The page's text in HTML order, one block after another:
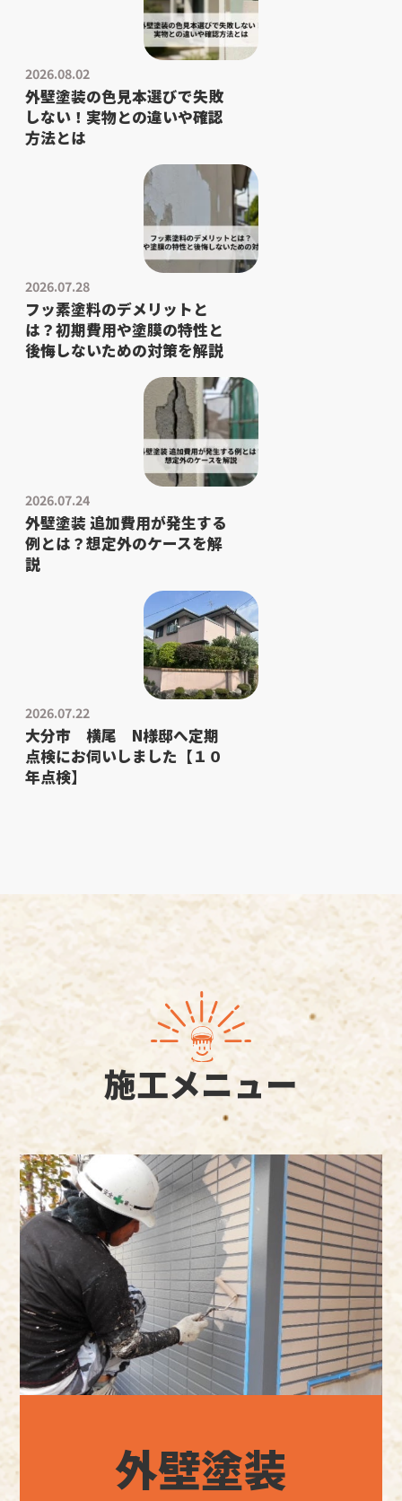
2026.08.02
外壁塗装の色見本選びで失敗
しない！実物との違いや確認
方法とは
2026.07.28
フッ素塗料のデメリットと
は？初期費用や塗膜の特性と
後悔しないための対策を解説
2026.07.24
外壁塗装 追加費用が発生する
例とは？想定外のケースを解
説
2026.07.22
大分市 横尾 N様邸へ定期
点検にお伺いしました【１０
年点検】
施工メニュー
外壁塗装